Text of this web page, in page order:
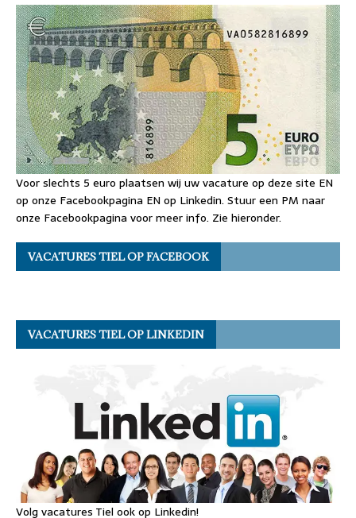
Voor slechts 5 euro plaatsen wij uw vacature op deze site EN
op onze Facebookpagina EN op Linkedin. Stuur een PM naar
onze Facebookpagina voor meer info. Zie hieronder.
VACATURES TIEL OP FACEBOOK
VACATURES TIEL OP LINKEDIN
Volg vacatures Tiel ook op Linkedin!